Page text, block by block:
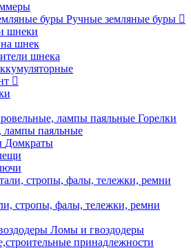
Ручные земляные буры
шнеки
шнек
шнека
Горелки
лампы паяльные
Домкраты
стропы, фалы, тележки, ремни
Ломы и гвоздодеры